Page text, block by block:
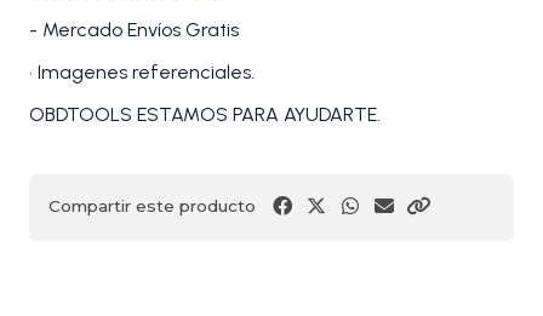
- Mercado Envíos Gratis
• Imagenes referenciales.
OBDTOOLS ESTAMOS PARA AYUDARTE.
Compartir este producto